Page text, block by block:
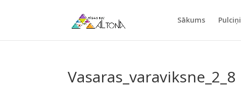
Sākums Pulciņi
Vasaras_varaviksne_2_8